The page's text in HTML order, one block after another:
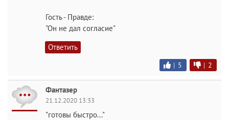
Гость - Правде:
"Он не дал согласие"
Ответить
| 5 | 2
Фантазер
21.12.2020 13:33
"готовы быстро..."